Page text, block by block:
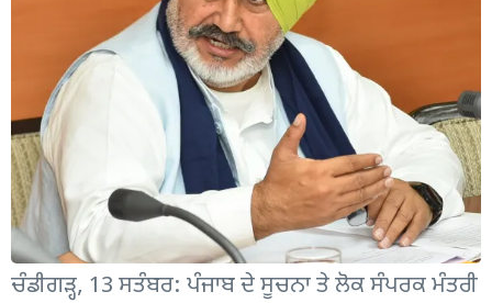
ਚੰਡੀਗੜ੍ਹ, 13 ਸਤੰਬਰ: ਪੰਜਾਬ ਦੇ ਸੂਚਨਾ ਤੇ ਲੋਕ ਸੰਪਰਕ ਮੰਤਰੀ